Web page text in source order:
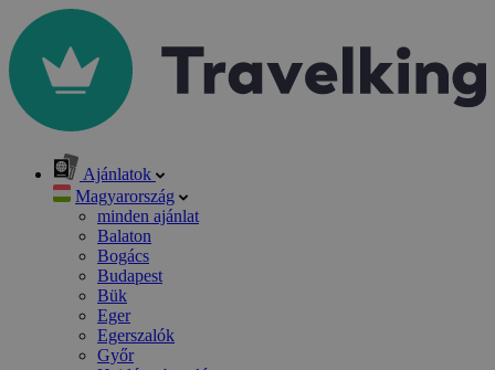
Ajánlatok
Magyarország
minden ajánlat
Balaton
Bogács
Budapest
Bük
Eger
Egerszalók
Győr